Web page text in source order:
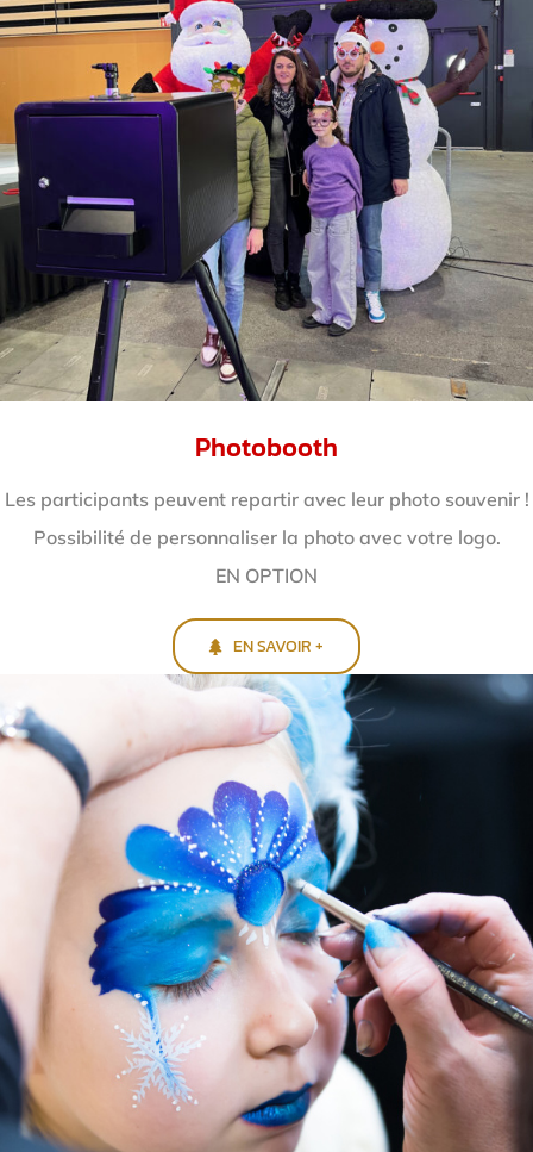
Photobooth
Les participants peuvent repartir avec leur photo souvenir !
Possibilité de personnaliser la photo avec votre logo.
EN OPTION
EN SAVOIR +